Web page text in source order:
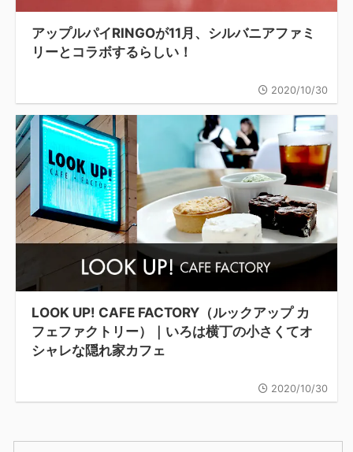
アップルパイRINGOが11月、シルバニアファミ
リーとコラボするらしい！
2020/10/30
LOOK UP! CAFE FACTORY（ルックアップ カ
フェファクトリー）｜いろは横丁の小さくてオ
シャレな隠れ家カフェ
2020/10/30